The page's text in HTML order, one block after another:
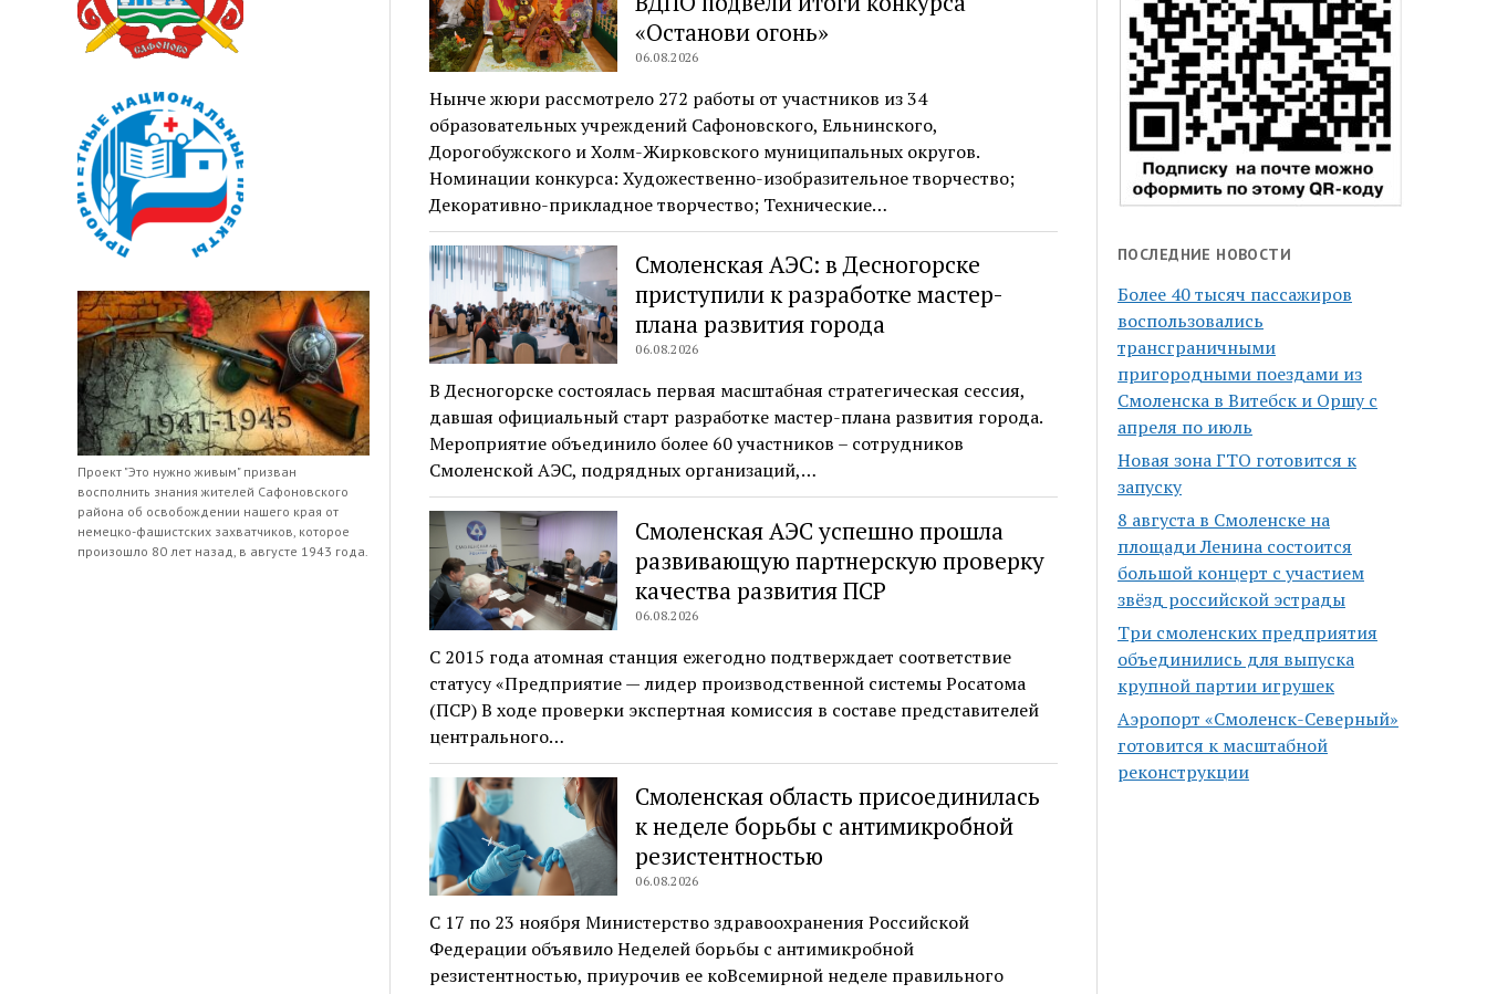
Проект "Это нужно живым" призван
восполнить знания жителей Сафоновского
района об освобождении нашего края от
немецко-фашистских захватчиков, которое
произошло 80 лет назад, в августе 1943 года.
«Останови огонь»
06.08.2026
Нынче жюри рассмотрело 272 работы от участников из 34
образовательных учреждений Сафоновского, Ельнинского,
Дорогобужского и Холм-Жирковского муниципальных округов.
Номинации конкурса: Художественно-изобразительное творчество;
Декоративно-прикладное творчество; Технические…
Смоленская АЭС: в Десногорске
приступили к разработке мастер-
плана развития города
06.08.2026
В Десногорске состоялась первая масштабная стратегическая сессия,
давшая официальный старт разработке мастер-плана развития города.
Мероприятие объединило более 60 участников – сотрудников
Смоленской АЭС, подрядных организаций,…
Смоленская АЭС успешно прошла
развивающую партнерскую проверку
качества развития ПСР
06.08.2026
С 2015 года атомная станция ежегодно подтверждает соответствие
статусу «Предприятие — лидер производственной системы Росатома
(ПСР) В ходе проверки экспертная комиссия в составе представителей
центрального…
Смоленская область присоединилась
к неделе борьбы с антимикробной
резистентностью
06.08.2026
С 17 по 23 ноября Министерство здравоохранения Российской
Федерации объявило Неделей борьбы с антимикробной
резистентностью, приурочив ее коВсемирной неделе правильного
ПОСЛЕДНИЕ НОВОСТИ
Более 40 тысяч пассажиров
воспользовались
трансграничными
пригородными поездами из
Смоленска в Витебск и Оршу с
апреля по июль
Новая зона ГТО готовится к
запуску
8 августа в Смоленске на
площади Ленина состоится
большой концерт с участием
звёзд российской эстрады
Три смоленских предприятия
объединились для выпуска
крупной партии игрушек
Аэропорт «Смоленск-Северный»
готовится к масштабной
реконструкции